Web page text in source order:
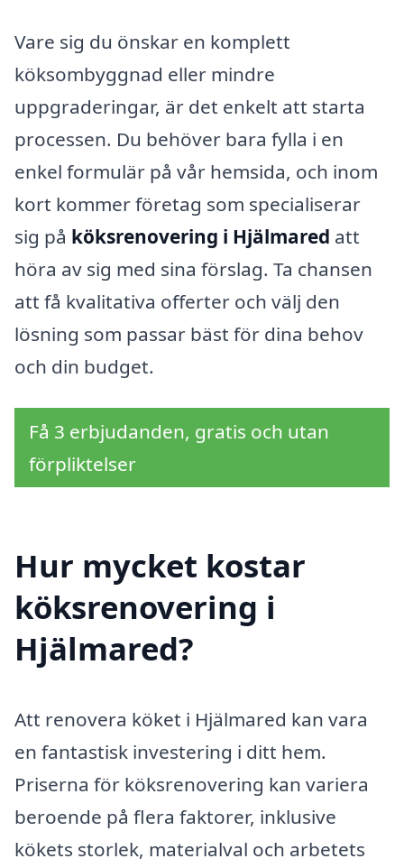
Vare sig du önskar en komplett
köksombyggnad eller mindre
uppgraderingar, är det enkelt att starta
processen. Du behöver bara fylla i en
enkel formulär på vår hemsida, och inom
kort kommer företag som specialiserar
sig på köksrenovering i Hjälmared att
höra av sig med sina förslag. Ta chansen
att få kvalitativa offerter och välj den
lösning som passar bäst för dina behov
och din budget.
Få 3 erbjudanden, gratis och utan
förpliktelser
Hur mycket kostar
köksrenovering i
Hjälmared?
Att renovera köket i Hjälmared kan vara
en fantastisk investering i ditt hem.
Priserna för köksrenovering kan variera
beroende på flera faktorer, inklusive
kökets storlek, materialval och arbetets